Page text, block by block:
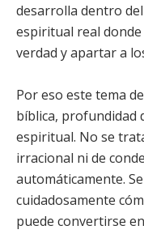
desarrolla dentro
espiritual real
verdad y apartar a
Por eso este tema
bíblica, profundidad
espiritual. No se
irracional ni de
automáticamente.
cuidadosamente
puede convertirse